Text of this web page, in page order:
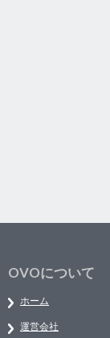
OVOについて
ホーム
運営会社